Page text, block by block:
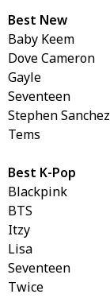
Best New
Baby Keem
Dove Cameron
Gayle
Seventeen
Stephen Sanchez
Tems
Best K-Pop
Blackpink
BTS
Itzy
Lisa
Seventeen
Twice